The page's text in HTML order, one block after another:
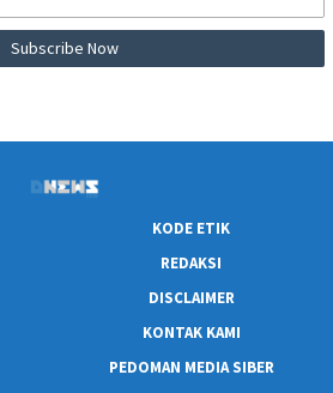
KODE ETIK
REDAKSI
DISCLAIMER
KONTAK KAMI
PEDOMAN MEDIA SIBER